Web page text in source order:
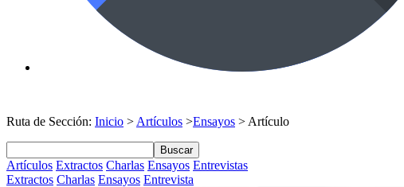
Ruta de Sección: Inicio > Artículos >Ensayos > Artículo
Buscar
Artículos Extractos Charlas Ensayos Entrevistas
Extractos Charlas Ensayos Entrevista